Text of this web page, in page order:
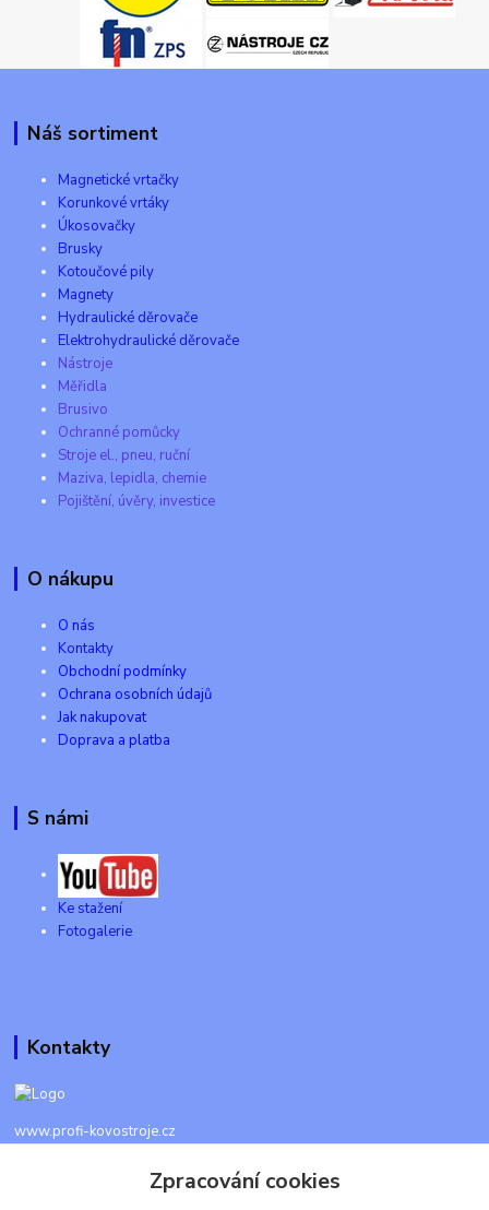
Náš sortiment
Magnetické vrtačky
Korunkové vrtáky
Úkosovačky
Brusky
Kotoučové pily
Magnety
Hydraulické děrovače
Elektrohydraulické děrovače
Nástroje
Měřidla
Brusivo
Ochranné pomůcky
Stroje el., pneu, ruční
Maziva, lepidla, chemie
Pojištění, úvěry, investice
O nákupu
O nás
Kontakty
Obchodní podmínky
Ochrana osobních údajů
Jak nakupovat
Doprava a platba
S námi
Ke stažení
Fotogalerie
Kontakty
www.profi-kovostroje.cz
+420 605 017 866Zpracování cookies